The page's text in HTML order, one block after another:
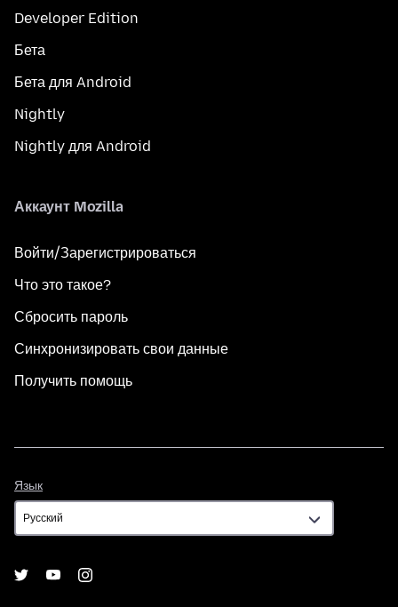
Developer Edition
Бета
Бета для Android
Nightly
Nightly для Android
Аккаунт Mozilla
Войти/Зарегистрироваться
Что это такое?
Сбросить пароль
Синхронизировать свои данные
Получить помощь
Язык